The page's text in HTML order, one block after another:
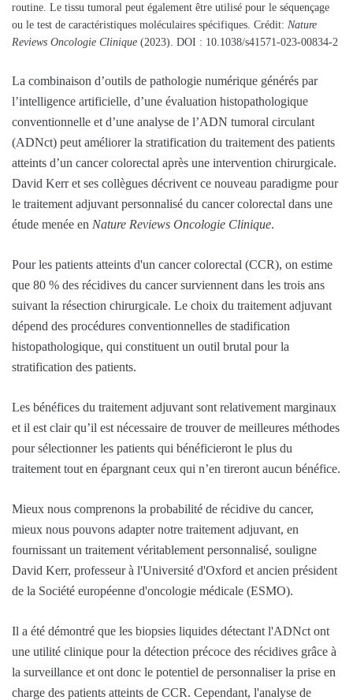
routine. Le tissu tumoral peut également être utilisé pour le séquençage
ou le test de caractéristiques moléculaires spécifiques. Crédit: Nature
Reviews Oncologie Clinique (2023). DOI : 10.1038/s41571-023-00834-2
La combinaison d’outils de pathologie numérique générés par
l’intelligence artificielle, d’une évaluation histopathologique
conventionnelle et d’une analyse de l’ADN tumoral circulant
(ADNct) peut améliorer la stratification du traitement des patients
atteints d’un cancer colorectal après une intervention chirurgicale.
David Kerr et ses collègues décrivent ce nouveau paradigme pour
le traitement adjuvant personnalisé du cancer colorectal dans une
étude menée en Nature Reviews Oncologie Clinique.
Pour les patients atteints d'un cancer colorectal (CCR), on estime
que 80 % des récidives du cancer surviennent dans les trois ans
suivant la résection chirurgicale. Le choix du traitement adjuvant
dépend des procédures conventionnelles de stadification
histopathologique, qui constituent un outil brutal pour la
stratification des patients.
Les bénéfices du traitement adjuvant sont relativement marginaux
et il est clair qu’il est nécessaire de trouver de meilleures méthodes
pour sélectionner les patients qui bénéficieront le plus du
traitement tout en épargnant ceux qui n’en tireront aucun bénéfice.
Mieux nous comprenons la probabilité de récidive du cancer,
mieux nous pouvons adapter notre traitement adjuvant, en
fournissant un traitement véritablement personnalisé, souligne
David Kerr, professeur à l'Université d'Oxford et ancien président
de la Société européenne d'oncologie médicale (ESMO).
Il a été démontré que les biopsies liquides détectant l'ADNct ont
une utilité clinique pour la détection précoce des récidives grâce à
la surveillance et ont donc le potentiel de personnaliser la prise en
charge des patients atteints de CCR. Cependant, l'analyse de